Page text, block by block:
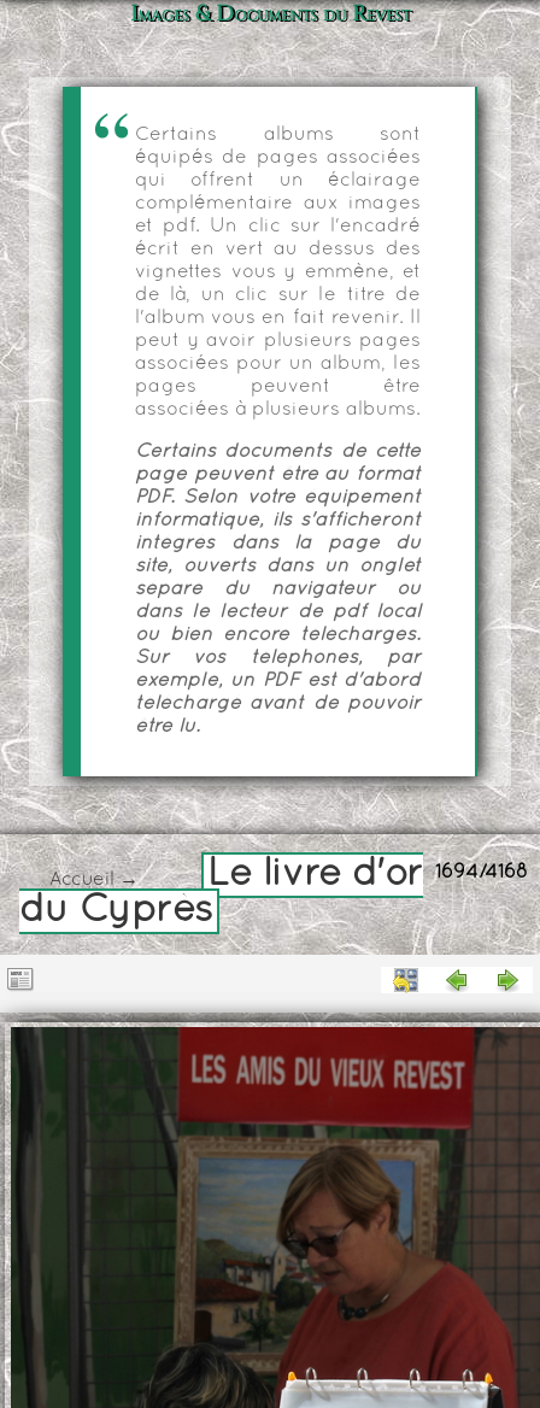
Images & Documents du Revest
Certains albums sont
équipés de pages associées
qui offrent un éclairage
complémentaire aux images
et pdf. Un clic sur l'encadré
écrit en vert au dessus des
vignettes vous y emmène, et
de là, un clic sur le titre de
l'album vous en fait revenir. Il
peut y avoir plusieurs pages
associées pour un album, les
pages peuvent être
associées à plusieurs albums.
Certains documents de cette
page peuvent être au format
PDF. Selon votre équipement
informatique, ils s'afficheront
intégrés dans la page du
site, ouverts dans un onglet
séparé du navigateur ou
dans le lecteur de pdf local
ou bien encore téléchargés.
Sur vos téléphones, par
exemple, un PDF est d'abord
téléchargé avant de pouvoir
être lu.
1694/4168
Accueil→
Le livre d'or
du Cyprès